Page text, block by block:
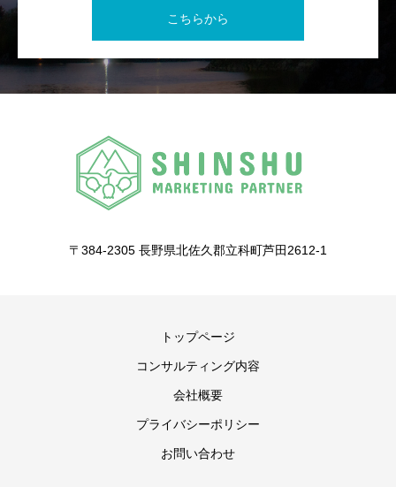
こちらから
〒384-2305 長野県北佐久郡立科町芦田2612-1
トップページ
コンサルティング内容
会社概要
プライバシーポリシー
お問い合わせ